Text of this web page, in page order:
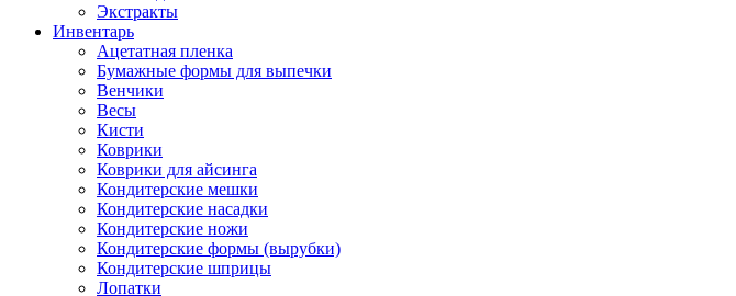
Экстракты
Инвентарь
Ацетатная пленка
Бумажные формы для выпечки
Венчики
Весы
Кисти
Коврики
Коврики для айсинга
Кондитерские мешки
Кондитерские насадки
Кондитерские ножи
Кондитерские формы (вырубки)
Кондитерские шприцы
Лопатки